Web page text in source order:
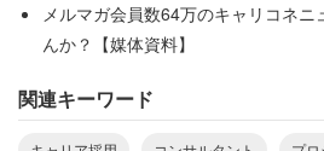
メルマガ会員数64万のキャリコネ
んか？【媒体資料】
関連キーワード